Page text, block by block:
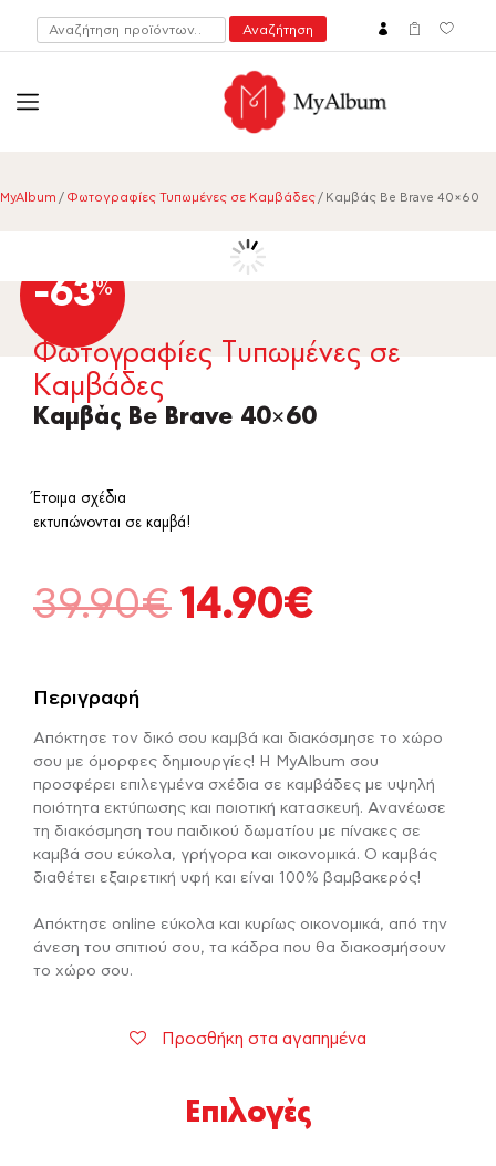
Αναζήτηση
για:
Αναζήτηση
open
MyAlbum / Φωτογραφίες Τυπωμένες σε Καμβάδες / Καμβάς Be Brave 40×60
-63%
Φωτογραφίες Τυπωμένες σε
Καμβάδες
Καμβάς Be Brave 40×60
Έτοιμα σχέδια
εκτυπώνονται σε καμβά!
39.90€ Original
14.90€Η
14.90€.
Περιγραφή
Απόκτησε τον δικό σου καμβά και διακόσμησε το χώρο
σου με όμορφες δημιουργίες! Η MyAlbum σου
προσφέρει επιλεγμένα σχέδια σε καμβάδες με υψηλή
ποιότητα εκτύπωσης και ποιοτική κατασκευή. Ανανέωσε
τη διακόσμηση του παιδικού δωματίου με πίνακες σε
καμβά σου εύκολα, γρήγορα και οικονομικά. Ο καμβάς
διαθέτει εξαιρετική υφή και είναι 100% βαμβακερός!
Απόκτησε online εύκολα και κυρίως οικονομικά, από την
άνεση του σπιτιού σου, τα κάδρα που θα διακοσμήσουν
το χώρο σου.
Προσθήκη στα αγαπημένα
Επιλογές